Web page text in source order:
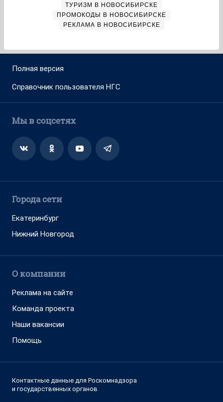
ТУРИЗМ В НОВОСИБИРСКЕ
ПРОМОКОДЫ В НОВОСИБИРСКЕ
РЕКЛАМА В НОВОСИБИРСКЕ
Полная версия
Справочник пользователя НГС
Мы в соцсетях
Города сети
Екатеринбург
Нижний Новгород
О компании
Реклама на сайте
Команда проекта
Наши вакансии
Помощь
Контактные данные для Роскомнадзора
и государственных органов